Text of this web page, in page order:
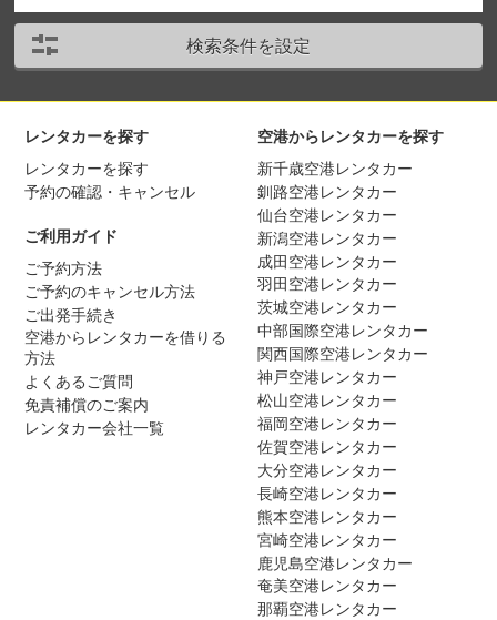
検索条件を設定
レンタカーを探す
レンタカーを探す
予約の確認・キャンセル
ご利用ガイド
ご予約方法
ご予約のキャンセル方法
ご出発手続き
空港からレンタカーを借りる
方法
よくあるご質問
免責補償のご案内
レンタカー会社一覧
空港からレンタカーを探す
新千歳空港レンタカー
釧路空港レンタカー
仙台空港レンタカー
新潟空港レンタカー
成田空港レンタカー
羽田空港レンタカー
茨城空港レンタカー
中部国際空港レンタカー
関西国際空港レンタカー
神戸空港レンタカー
松山空港レンタカー
福岡空港レンタカー
佐賀空港レンタカー
大分空港レンタカー
長崎空港レンタカー
熊本空港レンタカー
宮崎空港レンタカー
鹿児島空港レンタカー
奄美空港レンタカー
那覇空港レンタカー